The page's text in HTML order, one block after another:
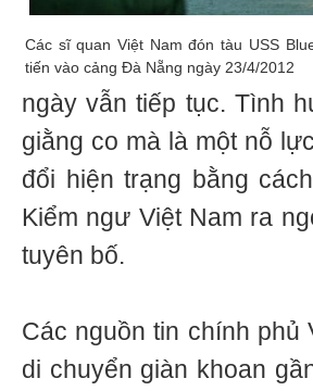
Các sĩ quan Việt Nam đón tàu USS
tiến vào cảng Đà Nẵng ngày 23/4/2012
ngày vẫn tiếp tục. Tình
giằng co mà là một nỗ
đổi hiện trạng bằng
Kiểm ngư Việt Nam ra
tuyên bố.
Các nguồn tin chính phủ
di chuyển giàn khoan